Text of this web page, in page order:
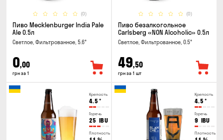
(0)
Пиво Mecklenburger India Pale
Ale 0.5л
Светлое, Фильтрованное, 5.6°
0,00
грн за 1
(0)
Пиво безалкогольное
Carlsberg «NON Alcoholic» 0.5л
Светлое, Фильтрованное, 0.5°
49,50
грн за 1 шт
Крепость
4.5 °
Горечь
25 IBU
Плотность
Крепость
4.5 °
Горечь
9 IBU
Плотность